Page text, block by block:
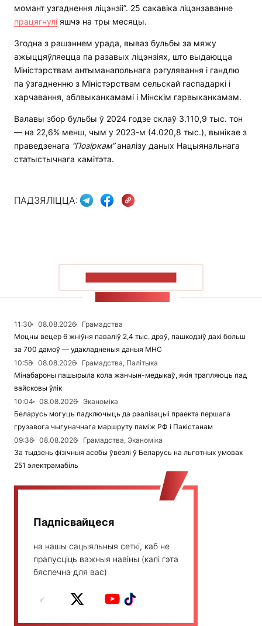
момант узгаднення ліцэнзіі”. 25 сакавіка ліцэнзаванне
працягнулі яшчэ на тры месяцы.
Згодна з рашэннем урада, вываз бульбы за мяжу
ажыццяўляецца па разавых ліцэнзіях, што выдаюцца
Міністэрствам антыманапольнага рэгулявання і гандлю
па ўзгадненню з Міністэрствам сельскай гаспадаркі і
харчавання, аблвыканкамамі і Мінскім гарвыканкамам.
Валавы збор бульбы ў 2024 годзе склаў 3.110,9 тыс. тон
— на 22,6% менш, чым у 2023-м (4.020,8 тыс.), вынікае з
праведзенага “Позіркам”аналізу даных Нацыянальнага
статыстычнага камітэта.
ПАДЗЯЛІЦЦА:
11:30 08.08.2026
Грамадства
Моцны вецер 6 жніўня паваліў 2,4 тыс. дрэў, пашкодзіў дахі больш
за 700 дамоў — удакладненыя даныя МНС
10:58
08.08.2026
Грамадства, Палітыка
Мінабароны пашырыла кола жанчын-медыкаў, якія трапляюць пад
вайсковы ўлік
10:04
08.08.2026
Эканоміка
Беларусь могуць падключыць да рэалізацыі праекта першага
грузавога чыгуначнага маршруту паміж РФ і Пакістанам
09:36
08.08.2026
Грамадства, Эканоміка
За тыдзень фізічныя асобы ўвезлі ў Беларусь на льготных умовах
251 электрамабіль
Падпісвайцеся
на нашы сацыяльныя сеткі, каб не
прапусціць важныя навіны (калі гэта
бяспечна для вас)